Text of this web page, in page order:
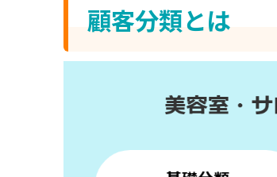
顧客分類とは